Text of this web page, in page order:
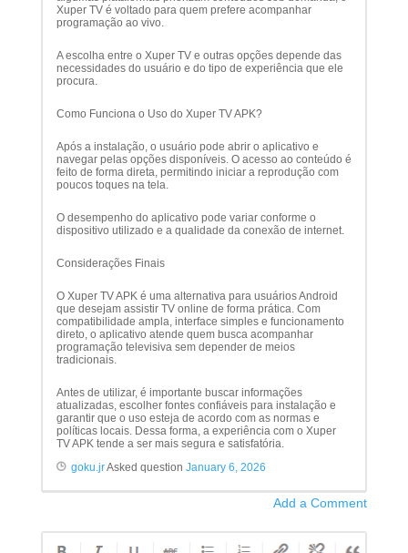
Xuper TV é voltado para quem prefere acompanhar
programação ao vivo.
A escolha entre o Xuper TV e outras opções depende das
necessidades do usuário e do tipo de experiência que ele
procura.
Como Funciona o Uso do Xuper TV APK?
Após a instalação, o usuário pode abrir o aplicativo e
navegar pelas opções disponíveis. O acesso ao conteúdo é
feito de forma direta, permitindo iniciar a reprodução com
poucos toques na tela.
O desempenho do aplicativo pode variar conforme o
dispositivo utilizado e a qualidade da conexão de internet.
Considerações Finais
O Xuper TV APK é uma alternativa para usuários Android
que desejam assistir TV online de forma prática. Com
compatibilidade ampla, interface simples e funcionamento
direto, o aplicativo atende quem busca acompanhar
programação televisiva sem depender de meios
tradicionais.
Antes de utilizar, é importante buscar informações
atualizadas, escolher fontes confiáveis para instalação e
garantir que o uso esteja de acordo com as normas e
políticas locais. Dessa forma, a experiência com o Xuper
TV APK tende a ser mais segura e satisfatória.
goku.jrAsked question January 6, 2026
Add a Comment